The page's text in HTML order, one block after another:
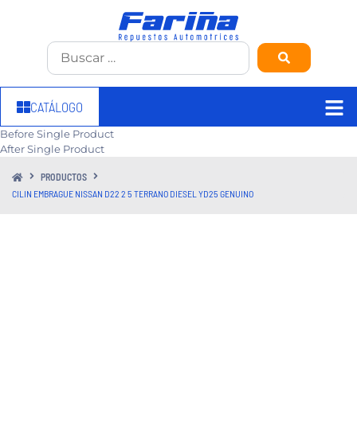
CATÁLOGO
Before Single Product
After Single Product
PRODUCTOS
CILIN EMBRAGUE NISSAN D22 2 5 TERRANO DIESEL YD25 GENUINO